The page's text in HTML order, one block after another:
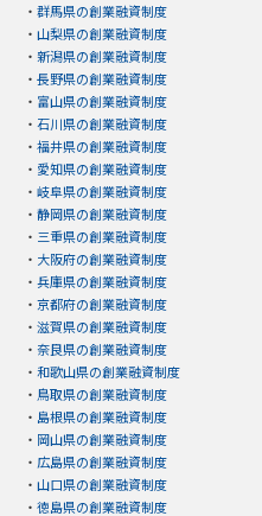
・ 群馬県の創業融資制度
・ 山梨県の創業融資制度
・ 新潟県の創業融資制度
・ 長野県の創業融資制度
・ 富山県の創業融資制度
・ 石川県の創業融資制度
・ 福井県の創業融資制度
・ 愛知県の創業融資制度
・ 岐阜県の創業融資制度
・ 静岡県の創業融資制度
・ 三重県の創業融資制度
・ 大阪府の創業融資制度
・ 兵庫県の創業融資制度
・ 京都府の創業融資制度
・ 滋賀県の創業融資制度
・ 奈良県の創業融資制度
・ 和歌山県の創業融資制度
・ 鳥取県の創業融資制度
・ 島根県の創業融資制度
・ 岡山県の創業融資制度
・ 広島県の創業融資制度
・ 山口県の創業融資制度
・ 徳島県の創業融資制度